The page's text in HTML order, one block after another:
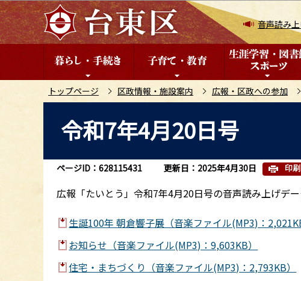
こ
の
ペ
音声読み
トップページ 区政情報・施設案内 広報・区政への参加
こ
令和7年4月20日号
ページID：628115431 更新日：2025年4月30日 印刷
広報「たいとう」令和7年4月20日号の音声読み上げデー
生誕100年 朝倉響子展（音楽ファイル(MP3)：
お知らせ（音楽ファイル(MP3)：9,603KB）
住宅・まちづくり（音楽ファイル(MP3)：2,793KB）